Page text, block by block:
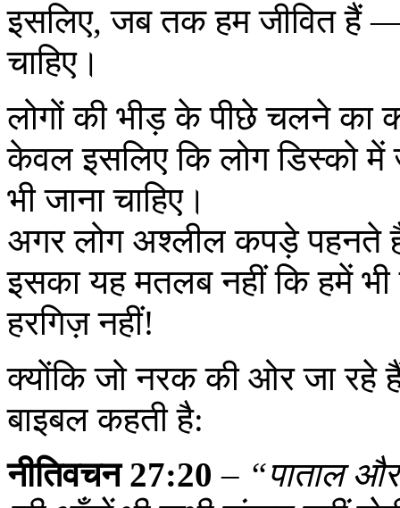
इसलिए, जब तक हम जीवित
चाहिए।
लोगों की भीड़ के पीछे चलने का
केवल इसलिए कि लोग डिस्को
भी जाना चाहिए।
अगर लोग अश्लील कपड़े पहनते
इसका यह मतलब नहीं कि हमें भी
हरगिज़ नहीं!
क्योंकि जो नरक की ओर जा
बाइबल कहती है:
नीतिवचन 27:20 – “पाताल